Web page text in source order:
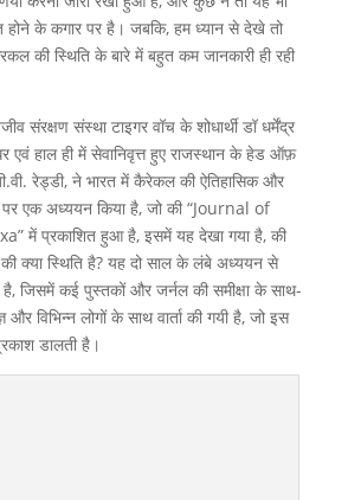
होने के कगार पर है। जबकि, हम ध्यान से देखे तो
की स्थिति के बारे में बहुत कम जानकारी ही रही
संरक्षण संस्था टाइगर वॉच के शोधार्थी डॉ धर्मेंद्र
एवं हाल ही में सेवानिवृत्त हुए राजस्थान के हेड ऑफ़
रेड्डी, ने भारत में कैरेकल की ऐतिहासिक और
पर एक अध्ययन किया है, जो की “Journal of
में प्रकाशित हुआ है, इसमें यह देखा गया है, की
क्या स्थिति है? यह दो साल के लंबे अध्ययन से
है, जिसमें कई पुस्तकों और जर्नल की समीक्षा के साथ-
और विभिन्न लोगों के साथ वार्ता की गयी है, जो इस
डालती है।